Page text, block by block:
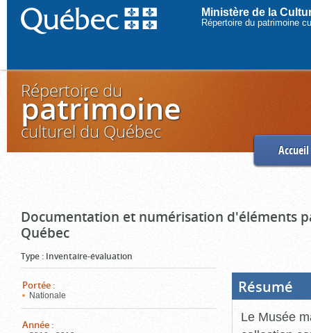
Ministère de la
Répertoire du patrimoine
Répertoire du
patrimoine
culturel du Québec
Accueil
Documentation et numérisation d'éléments
Québec
Type : Inventaire-évaluation
Portée :
Nationale
Année :
Résumé
Le Musée